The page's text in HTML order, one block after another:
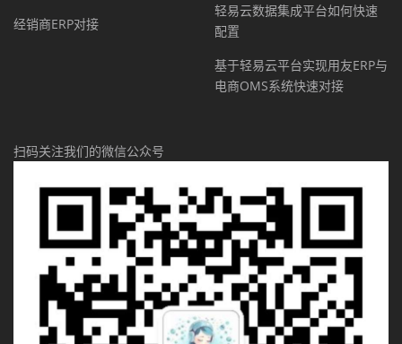
经销商ERP对接
轻易云数据集成平台如何快速
配置
基于轻易云平台实现用友ERP与
电商OMS系统快速对接
扫码关注我们的微信公众号